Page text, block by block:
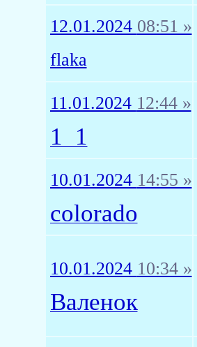
12.01.2024 08:51 »
flaka
11.01.2024 12:44 »
1_1
10.01.2024 14:55 »
colorado
10.01.2024 10:34 »
Валенок